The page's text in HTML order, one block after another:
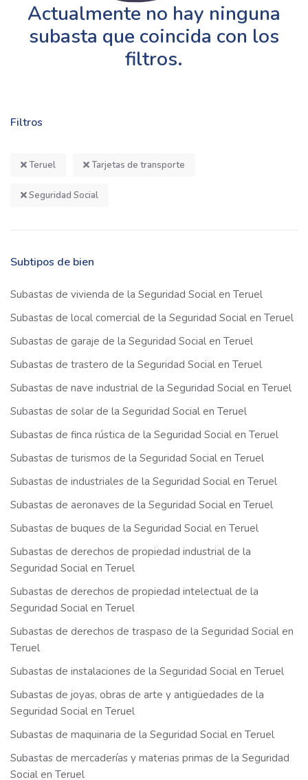
Filtros
Teruel Tarjetas de transporte
Seguridad Social
Subtipos de bien
Subastas de vivienda de la Seguridad Social en Teruel
Subastas de local comercial de la Seguridad Social en Teruel
Subastas de garaje de la Seguridad Social en Teruel
Subastas de trastero de la Seguridad Social en Teruel
Subastas de nave industrial de la Seguridad Social en Teruel
Subastas de solar de la Seguridad Social en Teruel
Subastas de finca rústica de la Seguridad Social en Teruel
Subastas de turismos de la Seguridad Social en Teruel
Subastas de industriales de la Seguridad Social en Teruel
Subastas de aeronaves de la Seguridad Social en Teruel
Subastas de buques de la Seguridad Social en Teruel
Subastas de derechos de propiedad industrial de la
Seguridad Social en Teruel
Subastas de derechos de propiedad intelectual de la
Seguridad Social en Teruel
Subastas de derechos de traspaso de la Seguridad Social en
Teruel
Subastas de instalaciones de la Seguridad Social en Teruel
Subastas de joyas, obras de arte y antigüedades de la
Seguridad Social en Teruel
Subastas de maquinaria de la Seguridad Social en Teruel
Subastas de mercaderías y materias primas de la Seguridad
Social en Teruel
Actualmente no hay ninguna
subasta que coincida con los
filtros.